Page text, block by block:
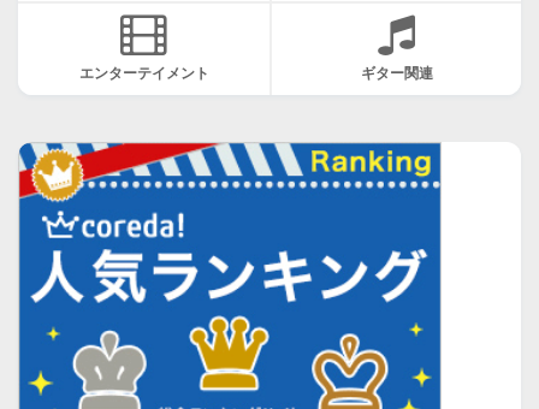
エンターテイメント ギター関連